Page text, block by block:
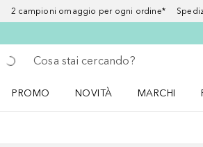
2 campioni omaggio per ogni ordine*
Torna indietro
Esegui ricerca
PROMO
NOVITÀ
MARCHI